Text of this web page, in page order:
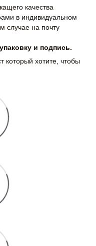
качества
в индивидуальном
случае на почту
и подпись.
который хотите, чтобы